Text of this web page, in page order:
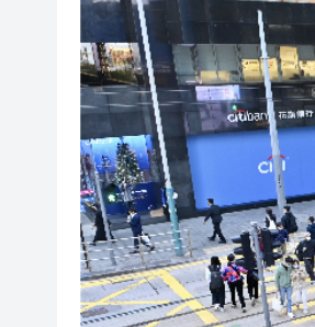
有片｜黎
工銀亞洲
有片丨新
太古地產